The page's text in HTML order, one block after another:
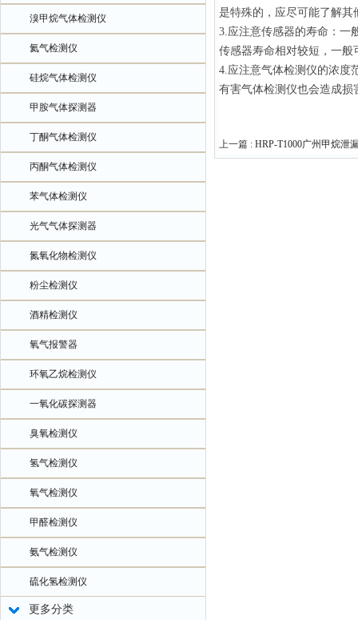
溴甲烷气体检测仪
氦气检测仪
硅烷气体检测仪
甲胺气体探测器
丁酮气体检测仪
丙酮气体检测仪
苯气体检测仪
光气气体探测器
氮氧化物检测仪
粉尘检测仪
酒精检测仪
氧气报警器
环氧乙烷检测仪
一氧化碳探测器
臭氧检测仪
氢气检测仪
氧气检测仪
甲醛检测仪
氨气检测仪
硫化氢检测仪
更多分类
是特殊的，应尽可能了解
3.应注意传感器的寿命：一
传感器寿命相对较短，一般
4.应注意气体检测仪的浓度
有害气体检测仪也会造成损
上一篇 : HRP-T1000广州甲烷泄